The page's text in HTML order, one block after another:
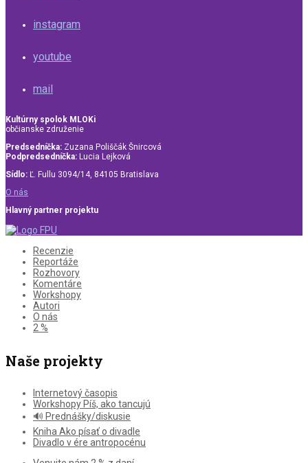
instagram
youtube
mail
Kultúrny spolok MLOKi
občianske združenie
Predsedníčka: Zuzana Poliščák Šnircová
Podpredsedníčka: Lucia Lejková
Sídlo: Ľ. Fullu 3094/14, 84105 Bratislava
O nás
Hlavný partner projektu
Recenzie
Reportáže
Rozhovory
Komentáre
Workshopy
Autori
O nás
2 %
Naše projekty
Internetový časopis
Workshopy Píš, ako tancujú
🔊 Prednášky/diskusie
Kniha Ako písať o divadle
Divadlo v ére antropocénu